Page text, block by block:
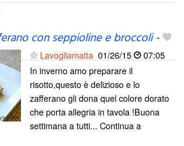
con seppioline e broccoli-
Lavogliamatta 01/26/15
07:05
In inverno amo preparare il
risotto,questo è delizioso e lo
zafferano gli dona quel colore dorato
che porta allegria in tavola !Buona
settimana a tutti... Continua a